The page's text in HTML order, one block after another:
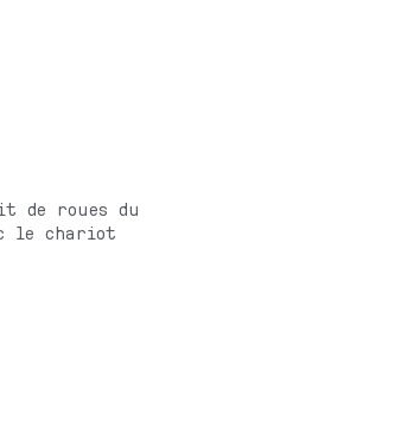
de roues du
le chariot